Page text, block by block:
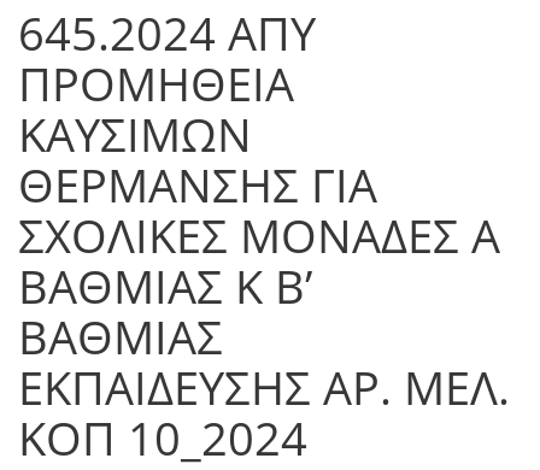
645.2024 ΑΠΥ
ΠΡΟΜΗΘΕΙΑ
ΚΑΥΣΙΜΩΝ
ΘΕΡΜΑΝΣΗΣ ΓΙΑ
ΣΧΟΛΙΚΕΣ ΜΟΝΑΔΕΣ Α
ΒΑΘΜΙΑΣ Κ Β’
ΒΑΘΜΙΑΣ
ΕΚΠΑΙΔΕΥΣΗΣ ΑΡ. ΜΕΛ.
ΚΟΠ 10_2024